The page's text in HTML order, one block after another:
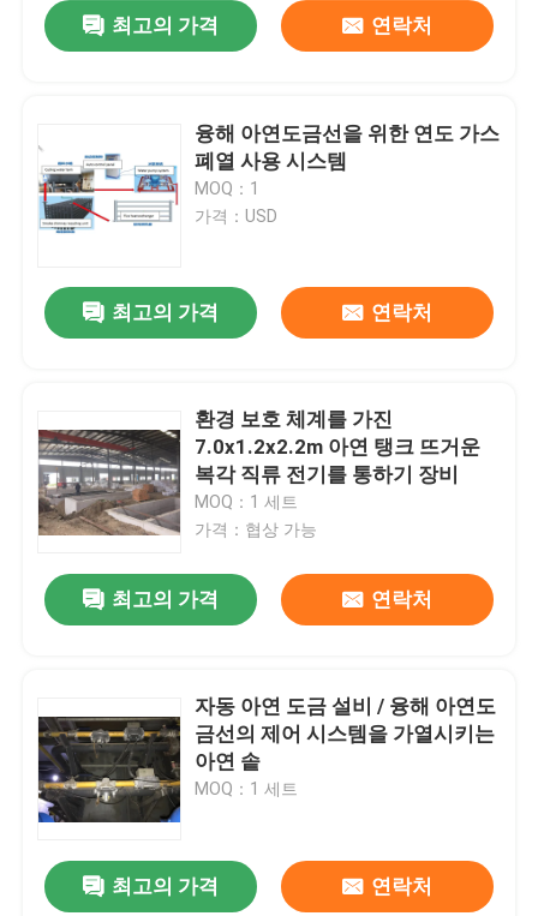
최고의 가격 연락처
융해 아연도금선을 위한 연도 가스
폐열 사용 시스템
MOQ：1
가격：USD
최고의 가격 연락처
환경 보호 체계를 가진
7.0x1.2x2.2m 아연 탱크 뜨거운
복각 직류 전기를 통하기 장비
MOQ：1 세트
가격：협상 가능
최고의 가격 연락처
자동 아연 도금 설비 / 융해 아연도
금선의 제어 시스템을 가열시키는
아연 솥
MOQ：1 세트
최고의 가격 연락처